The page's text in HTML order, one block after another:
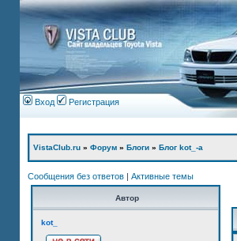
Вход Регистрация
VistaClub.ru » Форум » Блоги » Блог kot_-а
Сообщения без ответов | Активные темы
Автор
kot_